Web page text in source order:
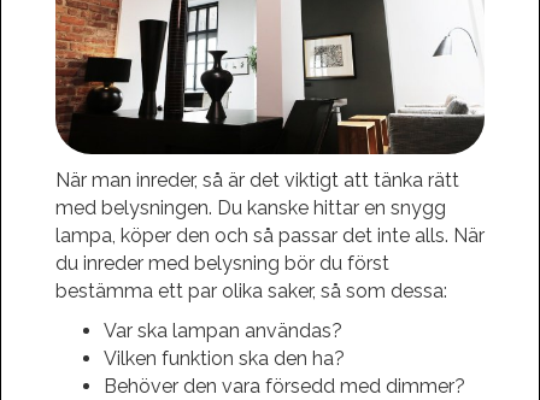
När man inreder, så är det viktigt att tänka rätt
med belysningen. Du kanske hittar en snygg
lampa, köper den och så passar det inte alls. När
du inreder med belysning bör du först
bestämma ett par olika saker, så som dessa:
Var ska lampan användas?
Vilken funktion ska den ha?
Behöver den vara försedd med dimmer?